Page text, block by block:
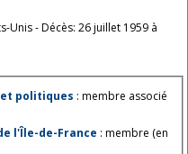
Unis - Décès: 26 juillet 1959 à
politiques : membre associé
l'Île-de-France : membre (en